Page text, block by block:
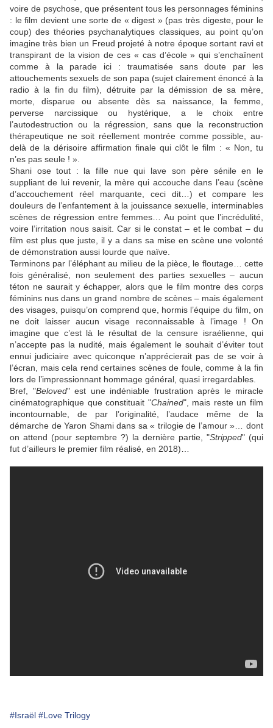
voire de psychose, que présentent tous les personnages féminins
: le film devient une sorte de « digest » (pas très digeste, pour le
coup) des théories psychanalytiques classiques, au point qu’on
imagine très bien un Freud projeté à notre époque sortant ravi et
transpirant de la vision de ces « cas d’école » qui s’enchaînent
comme à la parade ici : traumatisée sans doute par les
attouchements sexuels de son papa (sujet clairement énoncé à la
radio à la fin du film), détruite par la démission de sa mère,
morte, disparue ou absente dès sa naissance, la femme,
perverse narcissique ou hystérique, a le choix entre
l’autodestruction ou la régression, sans que la reconstruction
thérapeutique ne soit réellement montrée comme possible, au-
delà de la dérisoire affirmation finale qui clôt le film : « Non, tu
n’es pas seule ! ».
Shani ose tout : la fille nue qui lave son père sénile en le
suppliant de lui revenir, la mère qui accouche dans l’eau (scène
d’accouchement réel marquante, ceci dit…) et compare les
douleurs de l’enfantement à la jouissance sexuelle, interminables
scènes de régression entre femmes… Au point que l’incrédulité,
voire l’irritation nous saisit. Car si le constat – et le combat – du
film est plus que juste, il y a dans sa mise en scène une volonté
de démonstration aussi lourde que naïve.
Terminons par l’éléphant au milieu de la pièce, le floutage… cette
fois généralisé, non seulement des parties sexuelles – aucun
téton ne saurait y échapper, alors que le film montre des corps
féminins nus dans un grand nombre de scènes – mais également
des visages, puisqu’on comprend que, hormis l’équipe du film, on
ne doit laisser aucun visage reconnaissable à l’image ! On
imagine que c’est là le résultat de la censure israélienne, qui
n’accepte pas la nudité, mais également le souhait d’éviter tout
ennui judiciaire avec quiconque n’apprécierait pas de se voir à
l’écran, mais cela rend certaines scènes de foule, comme à la fin
lors de l’impressionnant hommage général, quasi irregardables.
Bref, "Beloved" est une indéniable frustration après le miracle
cinématographique que constituait "Chained", mais reste un film
incontournable, de par l’originalité, l’audace même de la
démarche deYaron Shamidans sa « trilogie de l’amour »… dont
on attend (pour septembre ?) la dernière partie, "Stripped" (qui
fut d’ailleurs le premier film réalisé, en 2018)…
#Israël #Love Trilogy